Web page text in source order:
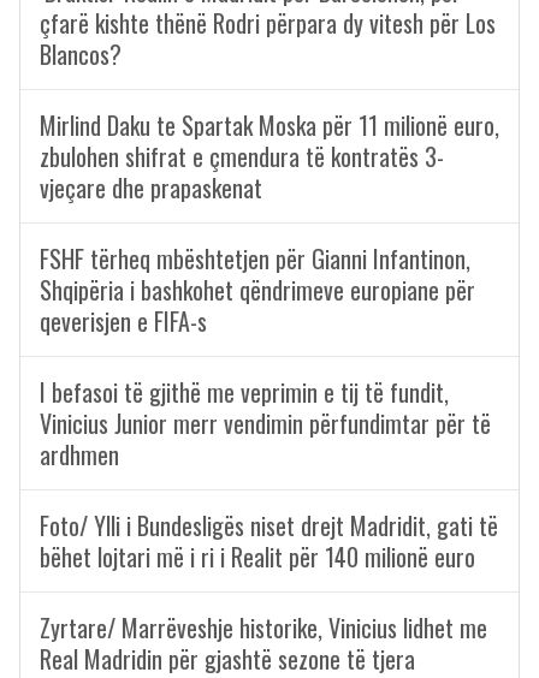
çfarë kishte thënë Rodri përpara dy vitesh për Los
Blancos?
Mirlind Daku te Spartak Moska për 11 milionë euro,
zbulohen shifrat e çmendura të kontratës 3-
vjeçare dhe prapaskenat
FSHF tërheq mbështetjen për Gianni Infantinon,
Shqipëria i bashkohet qëndrimeve europiane për
qeverisjen e FIFA-s
I befasoi të gjithë me veprimin e tij të fundit,
Vinicius Junior merr vendimin përfundimtar për të
ardhmen
Foto/ Ylli i Bundesligës niset drejt Madridit, gati të
bëhet lojtari më i ri i Realit për 140 milionë euro
Zyrtare/ Marrëveshje historike, Vinicius lidhet me
Real Madridin për gjashtë sezone të tjera